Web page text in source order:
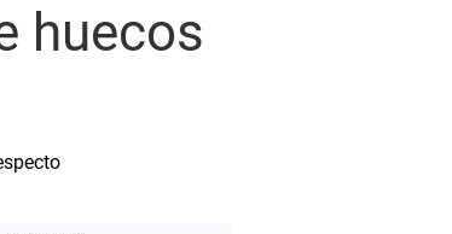
huecos